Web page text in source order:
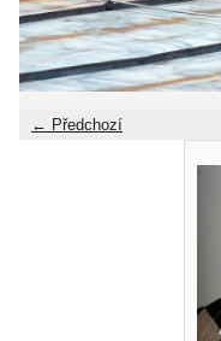
← Předchozí